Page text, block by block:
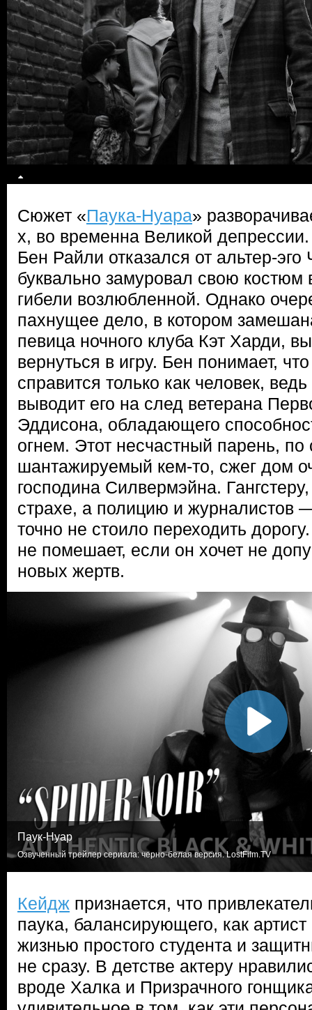
Сюжет «Паука-Нуара»
х, во временна Великой
Бен Райли отказался от альтер-
буквально замуровал свою костюм
гибели возлюбленной. Однако
пахнущее дело, в котором
певица ночного клуба Кэт Харди,
вернуться в игру. Бен понимает,
справится только как человек,
выводит его на след ветерана
Эддисона, обладающего
огнем. Этот несчастный парень,
шантажируемый кем-то, сжег дом
господина Силвермэйна.
страхе, а полицию и журналистов
точно не стоило переходить
не помешает, если он хочет не
новых жертв.
Паук-Нуар
Озвученный трейлер сериала: черно-белая версия. LostFilm.TV
Кейдж признается, что
паука, балансирующего, как
жизнью простого студента и
не сразу. В детстве актеру
вроде Халка и Призрачного